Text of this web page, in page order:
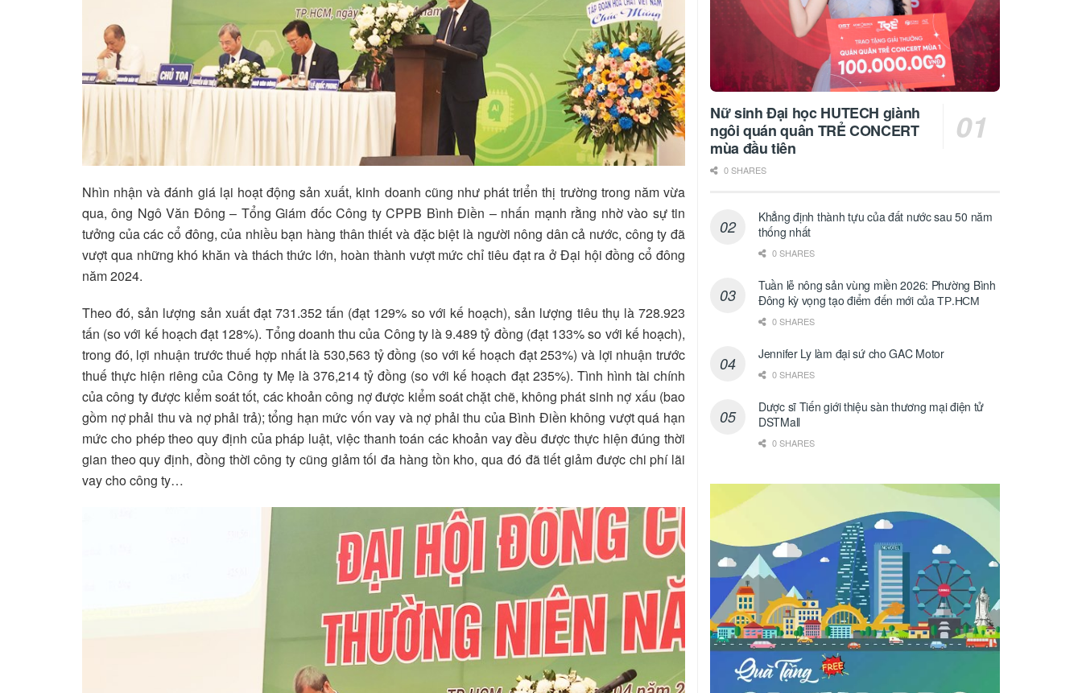
Nhìn nhận và đánh giá lại hoạt động sản xuất, kinh doanh cũng như phát triển thị trường trong năm vừa
qua, ông Ngô Văn Đông – Tổng Giám đốc Công ty CPPB Bình Điền – nhấn mạnh rằng nhờ vào sự tin
tưởng của các cổ đông, của nhiều bạn hàng thân thiết và đặc biệt là người nông dân cả nước, công ty đã
vượt qua những khó khăn và thách thức lớn, hoàn thành vượt mức chỉ tiêu đạt ra ở Đại hội đồng cổ đông
năm 2024.
Theo đó, sản lượng sản xuất đạt 731.352 tấn (đạt 129% so với kế hoạch), sản lượng tiêu thụ là 728.923
tấn (so với kế hoạch đạt 128%). Tổng doanh thu của Công ty là 9.489 tỷ đồng (đạt 133% so với kế hoạch),
trong đó, lợi nhuận trước thuế hợp nhất là 530,563 tỷ đồng (so với kế hoạch đạt 253%) và lợi nhuận trước
thuế thực hiện riêng của Công ty Mẹ là 376,214 tỷ đồng (so với kế hoạch đạt 235%). Tình hình tài chính
của công ty được kiểm soát tốt, các khoản công nợ được kiểm soát chặt chẽ, không phát sinh nợ xấu (bao
gồm nợ phải thu và nợ phải trả); tổng hạn mức vốn vay và nợ phải thu của Bình Điền không vượt quá hạn
mức cho phép theo quy định của pháp luật, việc thanh toán các khoản vay đều được thực hiện đúng thời
gian theo quy định, đồng thời công ty cũng giảm tối đa hàng tồn kho, qua đó đã tiết giảm được chi phí lãi
vay cho công ty…
Nữ sinh Đại học HUTECH giành
ngôi quán quân TRẺ CONCERT
mùa đầu tiên
0 SHARES
Khẳng định thành tựu của đất nước sau 50 năm
thống nhất
0 SHARES
Tuần lễ nông sản vùng miền 2026: Phường Bình
Đông kỳ vọng tạo điểm đến mới của ТР.НСМ
0 SHARES
Jennifer Ly làm đại sứ cho GAC Motor
0 SHARES
Dược sĩ Tiến giới thiệu sàn thương mại điện tử
DSTMall
0 SHARES